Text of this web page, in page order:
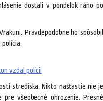
dostali v pondelok ráno po
Pravdepodobne ho spôsobil
vzdal polícii
strediska. Nikto našťastie nie je
všeobecné ohrozenie. Presné